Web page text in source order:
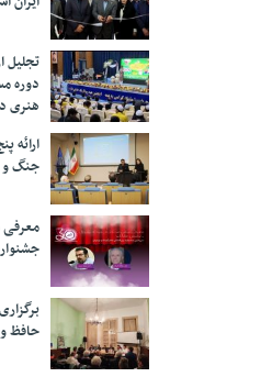
تجلیل
دوره
هنری
ارائه
جنگ و
حافظ